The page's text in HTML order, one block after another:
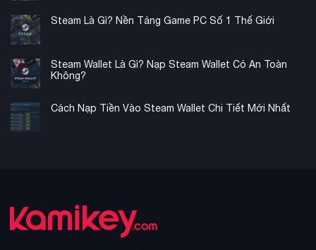
Steam Là Gì? Nền Tảng Game PC Số 1 Thế Giới
Steam Wallet Là Gì? Nạp Steam Wallet Có An Toàn
Không?
Cách Nạp Tiền Vào Steam Wallet Chi Tiết Mới Nhất